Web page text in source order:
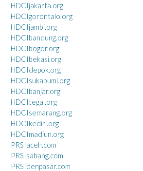
HDCIjakarta.org
HDCIgorontalo.org
HDCIjambi.org
HDCIbandung.org
HDCIbogor.org
HDCIbekasi.org
HDCIdepok.org
HDCIsukabumi.org
HDCIbanjar.org
HDCItegal.org
HDCIsemarang.org
HDCIkediri.org
HDCImadiun.org
PRSIaceh.com
PRSIsabang.com
PRSIdenpasar.com